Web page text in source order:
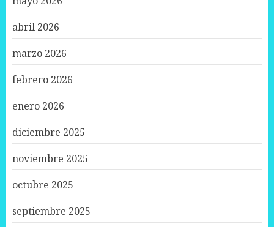
abril 2026
marzo 2026
febrero 2026
enero 2026
diciembre 2025
noviembre 2025
octubre 2025
septiembre 2025